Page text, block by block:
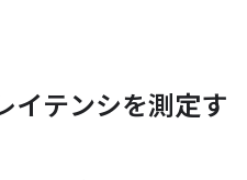
イテンシを測定す